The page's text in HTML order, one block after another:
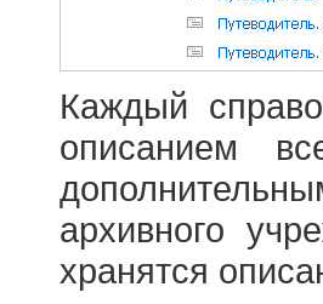
Каждый
описанием
архивного
хранятся